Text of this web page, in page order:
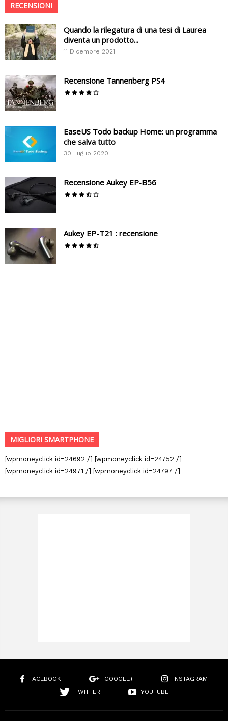
RECENSIONI
Quando la rilegatura di una tesi di Laurea
diventa un prodotto...
11 Dicembre 2021
Recensione Tannenberg PS4
EaseUS Todo backup Home: un programma
che salva tutto
30 Luglio 2020
Recensione Aukey EP-B56
Aukey EP-T21 : recensione
MIGLIORI SMARTPHONE
[wpmoneyclick id=24692 /] [wpmoneyclick id=24752 /]
[wpmoneyclick id=24971 /] [wpmoneyclick id=24797 /]
FACEBOOK GOOGLE+
INSTAGRAM
TWITTER
YOUTUBE